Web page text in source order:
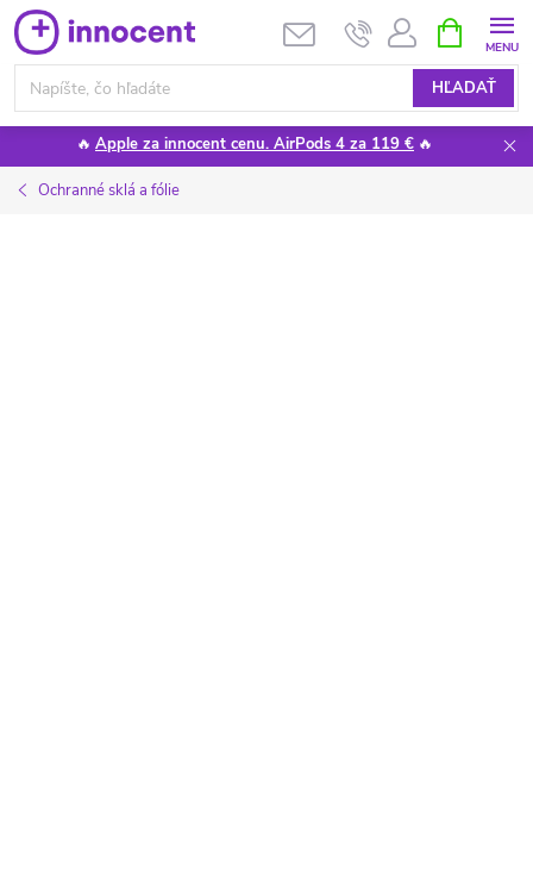
Prejsť
na
obsah
HĽADAŤ
KOŠÍK
🔥 Apple za innocent cenu. AirPods 4 za 119 € 🔥
Ochranné sklá a fólie